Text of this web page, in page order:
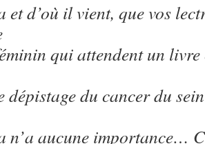
et d’où il vient, que vos
qui attendent un
du cancer du
n’a aucune importance…